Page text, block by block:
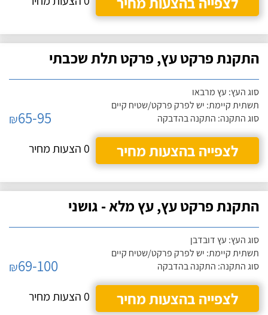
התקנת פרקט עץ, פרקט תלת שכבתי
סוג העץ: עץ מרבאו
תשתית קיימת: יש לפרק פרקט/שטיח קיים
סוג התקנה: התקנה בהדבקה
₪65-95
לצפייה בהצעות מחיר
0 הצעות מחיר
התקנת פרקט עץ, עץ מלא - גושני
סוג העץ: עץ דובדבן
תשתית קיימת: יש לפרק פרקט/שטיח קיים
סוג התקנה: התקנה בהדבקה
₪69-100
לצפייה בהצעות מחיר
0 הצעות מחיר